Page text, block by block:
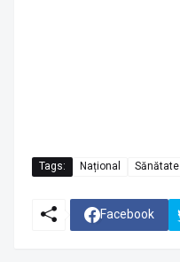
Tags: Național Sănătate
Facebook